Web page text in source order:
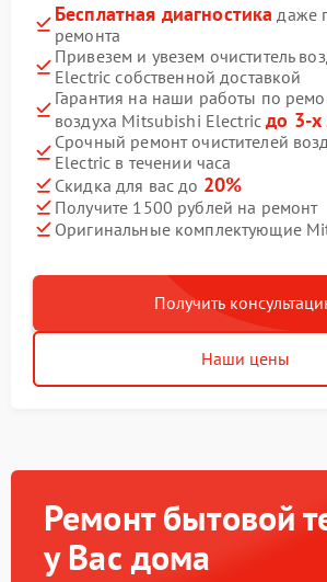
Бесплатная диагностика даже
ремонта
Привезем и увезем очиститель
Electric собственной доставкой
Гарантия на наши работы по
воздуха Mitsubishi Electricдо 3-х
Срочный ремонт очистителей
Electric в течении часа
Скидка для вас до 20%
Получите 1500 рублей на ремонт
Оригинальные комплектующие
Получить
Наши цены
Ремонт бытовой
у Вас дома